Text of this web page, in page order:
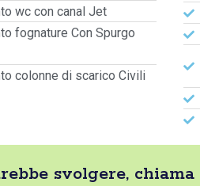
wc con canal Jet
fognature Con Spurgo
colonne di scarico Civili
svolgere,